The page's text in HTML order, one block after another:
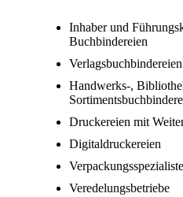
Inhaber und
Buchbindereien
Verlagsbuchbindereien
Handwerks-,
Druckereien mit
Digitaldruckereien
Veredelungsbetriebe